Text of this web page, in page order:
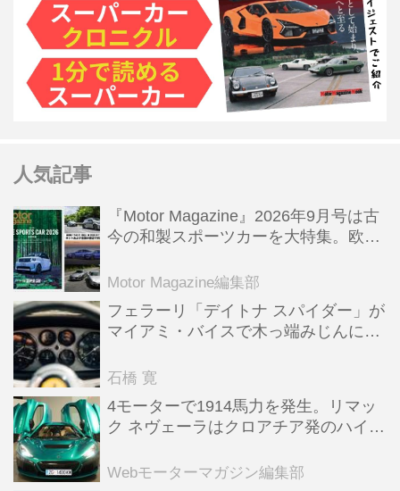
人気記事
『Motor Magazine』2026年9月号は古
今の和製スポーツカーを大特集。欧州
Motor Magazine編集部
フェラーリ「デイトナ スパイダー」が
マイアミ・バイスで木っ端みじんにな
石橋 寛
4モーターで1914馬力を発生。リマッ
ク ネヴェーラはクロアチア発のハイパ
全版／115】
Webモーターマガジン編集部